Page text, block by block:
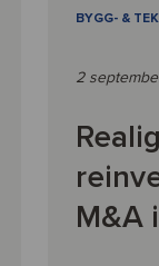
BYGG- &
2
M&A